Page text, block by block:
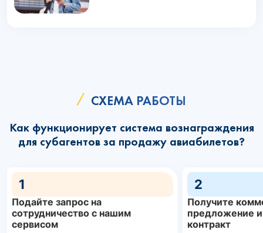
СХЕМА РАБОТЫ
Как функционирует система вознаграждения
для субагентов за продажу авиабилетов?
1
Подайте запрос на
сотрудничество с нашим
сервисом
2
Получите
предложение
контракт